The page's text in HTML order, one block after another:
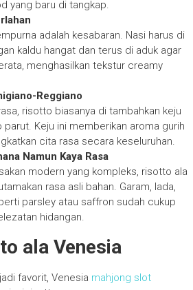
yang baru di tangkap.
adalah kesabaran. Nasi harus di
kaldu hangat dan terus di aduk agar
menghasilkan tekstur creamy
Reggiano
risotto biasanya di tambahkan keju
parut. Keju ini memberikan aroma gurih
cita rasa secara keseluruhan.
Namun Kaya Rasa
modern yang kompleks, risotto ala
rasa asli bahan. Garam, lada,
parsley atau saffron sudah cukup
hidangan.
ala Venesia
favorit, Venesia mahjong slot